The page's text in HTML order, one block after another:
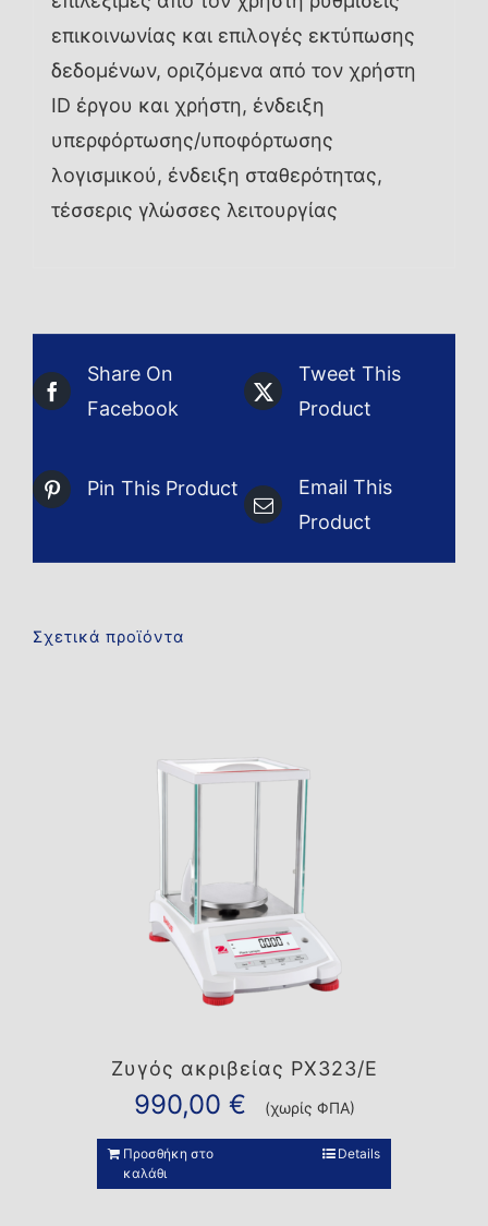
επικοινωνίας και επιλογές εκτύπωσης
δεδομένων, οριζόμενα από τον χρήστη
ID έργου και χρήστη, ένδειξη
υπερφόρτωσης/υποφόρτωσης
λογισμικού, ένδειξη σταθερότητας,
τέσσερις γλώσσες λειτουργίας
Share On
Facebook
Tweet This
Product
Pin This Product
Email This
Product
Σχετικά προϊόντα
Ζυγός ακριβείας PX323/E
990,00 € (χωρίς ΦΠΑ)
Προσθήκη στο
καλάθι
Details